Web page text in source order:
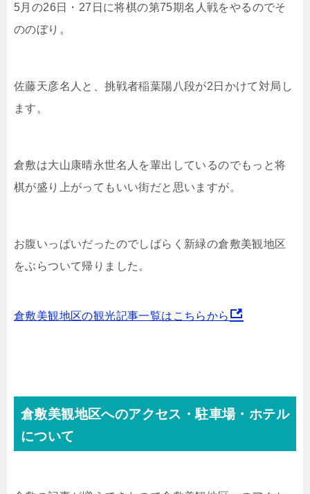
5月の26日・27日に将棋の第75期名人戦をやるのでそ
ののぼり。
佐藤天彦名人と、挑戦者稲葉陽八段が2日かけて対局し
ます。
倉敷は大山康晴永世名人を輩出しているのでもっと将
棋が盛り上がってもいい街だと思いますが。
お腹いっぱいだったのでしばらく新緑の倉敷美観地区
をぶらついて帰りました。
倉敷美観地区の観光記事一覧はこちらから
倉敷美観地区へのアクセス・駐車場・ホテル
について